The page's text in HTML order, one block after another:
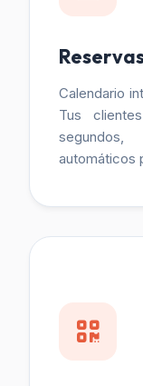
Calendario
Tus
automáticos